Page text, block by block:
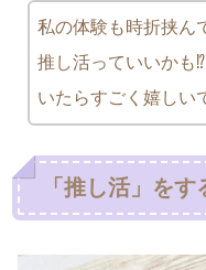
私の体験も時折挟ん
推し活っていいかも
いたらすごく嬉しい
「推し活」を